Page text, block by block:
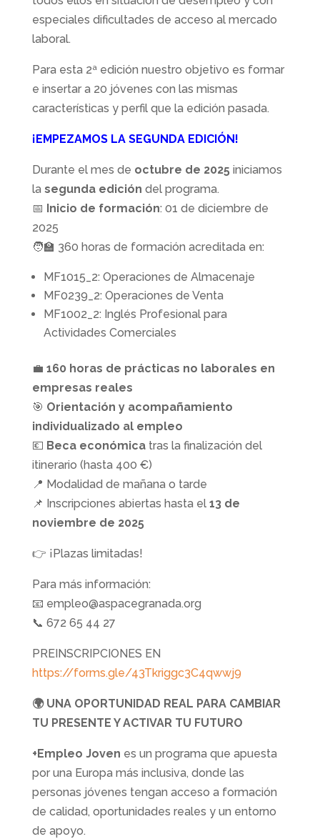
especiales dificultades de acceso al mercado
laboral.
Para esta 2ª edición nuestro objetivo es formar
e insertar a 20 jóvenes con las mismas
características y perfil que la edición pasada.
¡EMPEZAMOS LA SEGUNDA EDICIÓN!
Durante el mes de octubre de 2025 iniciamos
la segunda edición del programa.
📅 Inicio de formación: 01 de diciembre de
2025
🧑‍🏫 360 horas de formación acreditada en:
MF1015_2: Operaciones de Almacenaje
MF0239_2: Operaciones de Venta
MF1002_2: Inglés Profesional para
Actividades Comerciales
💼 160 horas de prácticas no laborales en
empresas reales
🎯 Orientación y acompañamiento
individualizado al empleo
💶 Beca económicatras la finalización del
itinerario (hasta 400 €)
📍 Modalidad de mañana o tarde
📌 Inscripciones abiertas hasta el 13 de
noviembre de 2025
👉 ¡Plazas limitadas!
Para más información:
📧 empleo@aspacegranada.org
📞 672 65 44 27
PREINSCRIPCIONES EN
https://forms.gle/43Tkriggc3C4qwwj9
🌍UNA OPORTUNIDAD REAL PARA CAMBIAR
TU PRESENTE Y ACTIVAR TU FUTURO
+Empleo Joven es un programa que apuesta
por una Europa más inclusiva, donde las
personas jóvenes tengan acceso a formación
de calidad, oportunidades reales y un entorno
de apoyo.